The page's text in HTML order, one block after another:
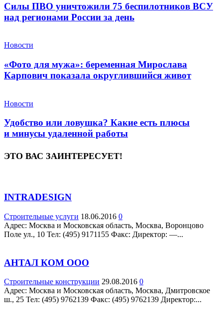
Силы ПВО уничтожили 75 беспилотников ВСУ
над регионами России за день
Новости
«Фото для мужа»: беременная Мирослава
Карпович показала округлившийся живот
Новости
Удобство или ловушка? Какие есть плюсы
и минусы удаленной работы
ЭТО ВАС ЗАИНТЕРЕСУЕТ!
INTRADESIGN
Строительные услуги 18.06.2016 0
Адрес: Москва и Московская область, Москва, Воронцово
Поле ул., 10 Teл: (495) 9171155 Факс: Директор: —...
АНТАЛ КОМ ООО
Строительные конструкции 29.08.2016 0
Адрес: Москва и Московская область, Москва, Дмитровское
ш., 25 Teл: (495) 9762139 Факс: (495) 9762139 Директор:...